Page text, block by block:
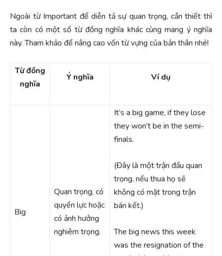
Ngoài từ Important để diễn tả sự quan trọng, cần thiết thì
ta còn có một số từ đồng nghĩa khác cùng mang ý nghĩa
này. Tham khảo để nâng cao vốn từ vựng của bản thân nhé!
Từ đồng
nghĩa
Ý nghĩa Ví dụ
Big
Quan trọng, có
quyền lực hoặc
có ảnh hưởng
nghiêm trọng.
It’s a big game, if they lose
they won’t be in the semi-
finals.
(Đây là một trận đấu quan
trọng, nếu thua họ sẽ
không có mặt trong trận
bán kết.)
The big news this week
was the resignation of the